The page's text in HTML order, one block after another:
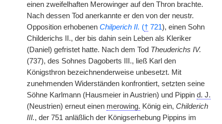
einen zweifelhaften Merowinger auf den Thron brachte.
Nach dessen Tod anerkannte er den von der neustr.
Opposition erhobenen Chilperich II. († 721), einen Sohn
Childerichs II., der bis dahin sein Leben als Kleriker
(Daniel) gefristet hatte. Nach dem Tod Theuderichs IV.
(737), des Sohnes Dagoberts III., ließ Karl den
Königsthron bezeichnenderweise unbesetzt. Mit
zunehmenden Widerständen konfrontiert, setzten seine
Söhne Karlmann (Hausmeier in Austrien) und Pippin d. J.
(Neustrien) erneut einen merowing. König ein, Childerich
III., der 751 anläßlich der Königserhebung Pippins im